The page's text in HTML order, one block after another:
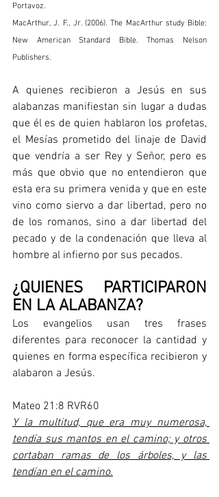
Portavoz.
MacArthur, J. F., Jr. (2006). The MacArthur study Bible:
New American Standard Bible. Thomas Nelson
Publishers.
A quienes recibieron a Jesús en sus
alabanzas manifiestan sin lugar a dudas
que él es de quien hablaron los profetas,
el Mesías prometido del linaje de David
que vendría a ser Rey y Señor, pero es
más que obvio que no entendieron que
esta era su primera venida y que en este
vino como siervo a dar libertad, pero no
de los romanos, sino a dar libertad del
pecado y de la condenación que lleva al
hombre al infierno por sus pecados.
¿QUIENES PARTICIPARON
EN LA ALABANZA?
Los evangelios usan tres frases
diferentes para reconocer la cantidad y
quienes en forma específica recibieron y
alabaron a Jesús.
Mateo 21:8 RVR60
Y la multitud, que era muy numerosa,
tendía sus mantos en el camino; y otros
cortaban ramas de los árboles, y las
tendían en el camino.